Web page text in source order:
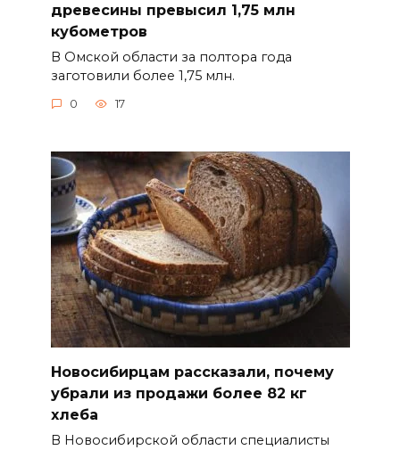
древесины превысил 1,75 млн
кубометров
В Омской области за полтора года
заготовили более 1,75 млн.
0 17
Новосибирцам рассказали, почему
убрали из продажи более 82 кг
хлеба
В Новосибирской области специалисты